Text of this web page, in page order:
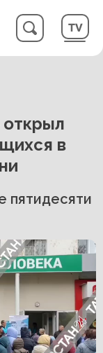
в
пятидесяти